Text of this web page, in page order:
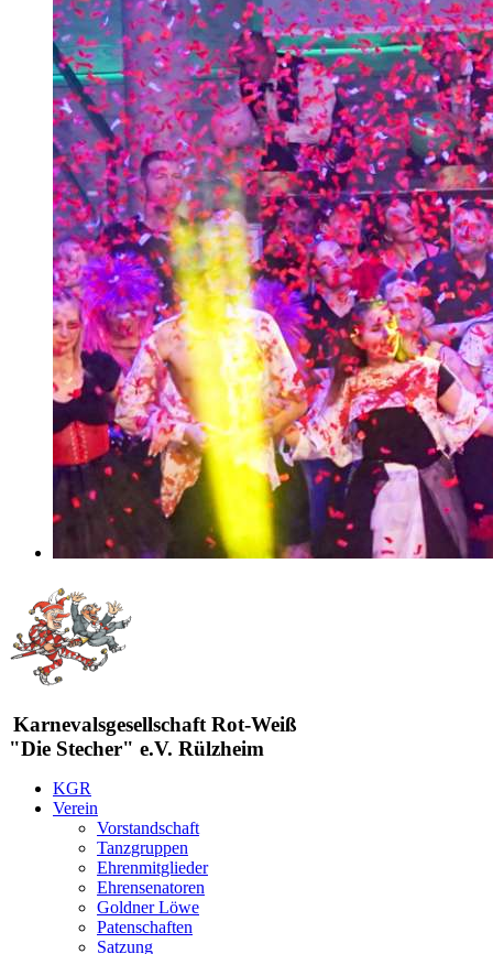
Karnevalsgesellschaft Rot-Weiß
"Die Stecher" e.V. Rülzheim
KGR
Verein
Vorstandschaft
Tanzgruppen
Ehrenmitglieder
Ehrensenatoren
Goldner Löwe
Patenschaften
Satzung